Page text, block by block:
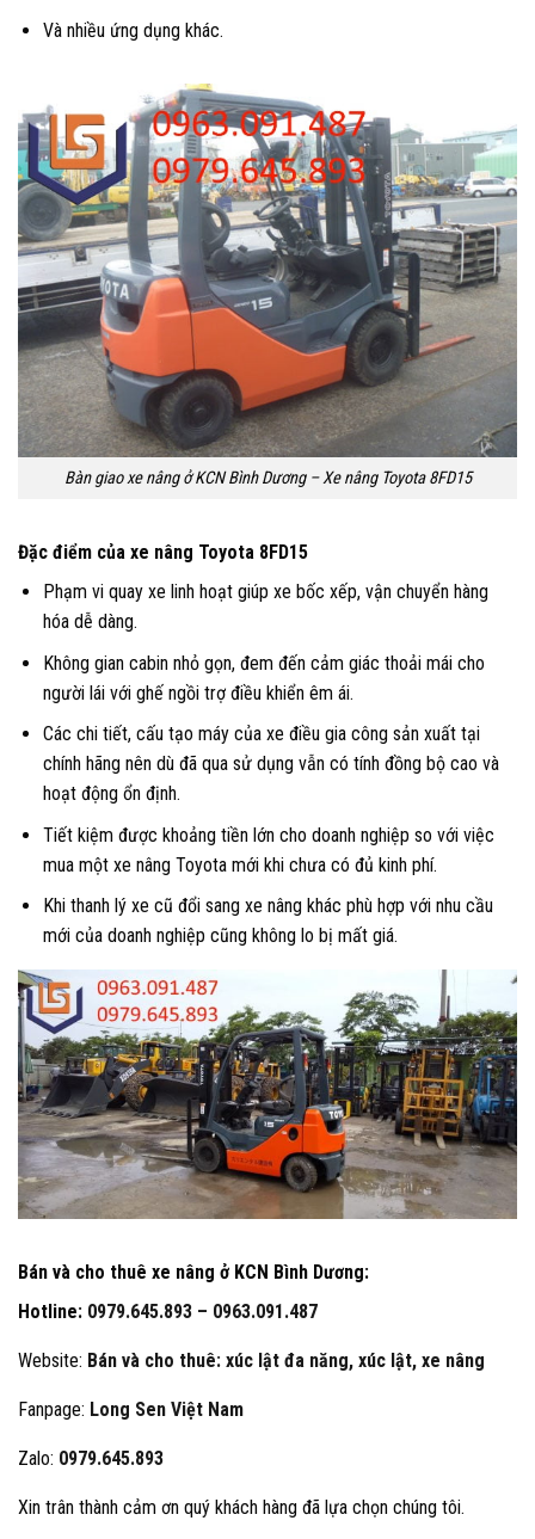
Và nhiều ứng dụng khác.
Bàn giao xe nâng ở KCN Bình Dương – Xe nâng Toyota 8FD15
Đặc điểm của xe nâng Toyota 8FD15
Phạm vi quay xe linh hoạt giúp xe bốc xếp, vận chuyển hàng
hóa dễ dàng.
Không gian cabin nhỏ gọn, đem đến cảm giác thoải mái cho
người lái với ghế ngồi trợ điều khiển êm ái.
Các chi tiết, cấu tạo máy của xe điều gia công sản xuất tại
chính hãng nên dù đã qua sử dụng vẫn có tính đồng bộ cao và
hoạt động ổn định.
Tiết kiệm được khoảng tiền lớn cho doanh nghiệp so với việc
mua một xe nâng Toyota mới khi chưa có đủ kinh phí.
Khi thanh lý xe cũ đổi sang xe nâng khác phù hợp với nhu cầu
mới của doanh nghiệp cũng không lo bị mất giá.
Bán và cho thuê xe nâng ở KCN Bình Dương:
Hotline: 0979.645.893 – 0963.091.487
Website: Bán và cho thuê: xúc lật đa năng, xúc lật, xe nâng
Fanpage: Long Sen Việt Nam
Zalo: 0979.645.893
Xin trân thành cảm ơn quý khách hàng đã lựa chọn chúng tôi.